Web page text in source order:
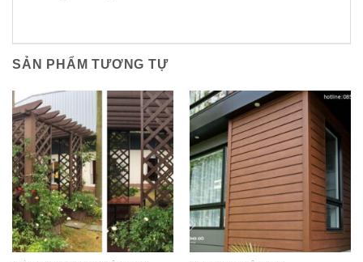
SẢN PHẨM TƯƠNG TỰ